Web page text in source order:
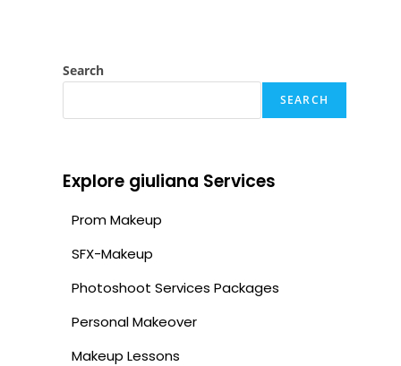
Search
SEARCH
Explore giuliana Services
Prom Makeup
SFX-Makeup
Photoshoot Services Packages
Personal Makeover
Makeup Lessons